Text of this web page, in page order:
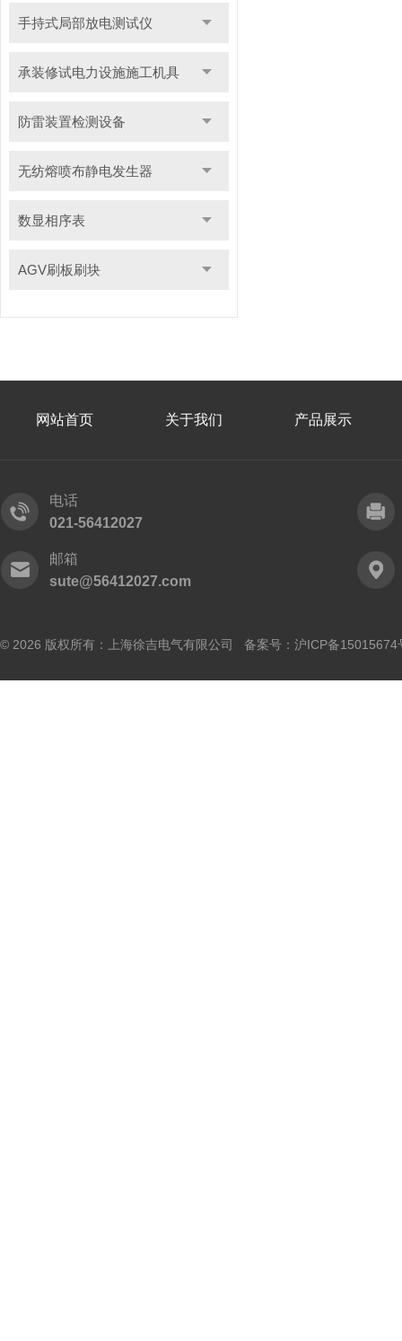
手持式局部放电测试仪
承装修试电力设施施工机具
防雷装置检测设备
无纺熔喷布静电发生器
数显相序表
AGV刷板刷块
网站首页 关于我们 产品展示
电话
021-56412027
邮箱
sute@56412027.com
© 2026 版权所有：上海徐吉电气有限公司 备案号： 沪ICP备15015674